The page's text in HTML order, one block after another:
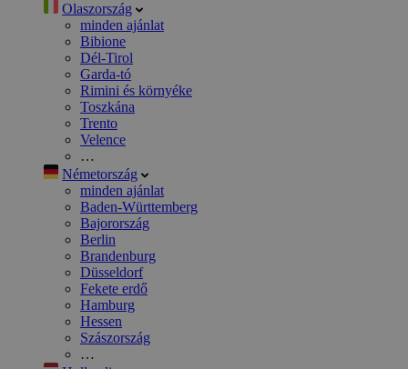
Olaszország
minden ajánlat
Bibione
Dél-Tirol
Garda-tó
Rimini és környéke
Toszkána
Trento
Velence
…
Németország
minden ajánlat
Baden-Württemberg
Bajorország
Berlin
Brandenburg
Düsseldorf
Fekete erdő
Hamburg
Hessen
Szászország
…